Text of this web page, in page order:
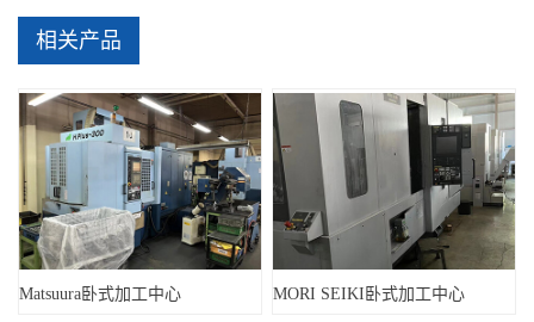
相关产品
Matsuura卧式加工中心 MORI SEIKI卧式加工中心